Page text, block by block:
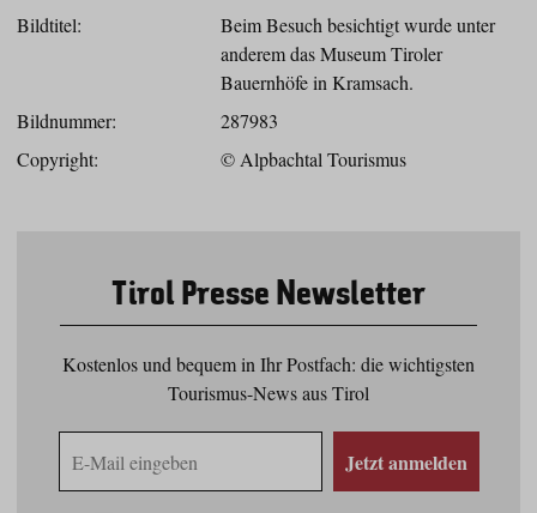
Bildtitel:
Beim Besuch besichtigt wurde unter
anderem das Museum Tiroler
Bauernhöfe in Kramsach.
Bildnummer:
287983
Copyright:
© Alpbachtal Tourismus
Tirol Presse Newsletter
Kostenlos und bequem in Ihr Postfach: die wichtigsten
Tourismus-News aus Tirol
Mail
Jetzt anmelden